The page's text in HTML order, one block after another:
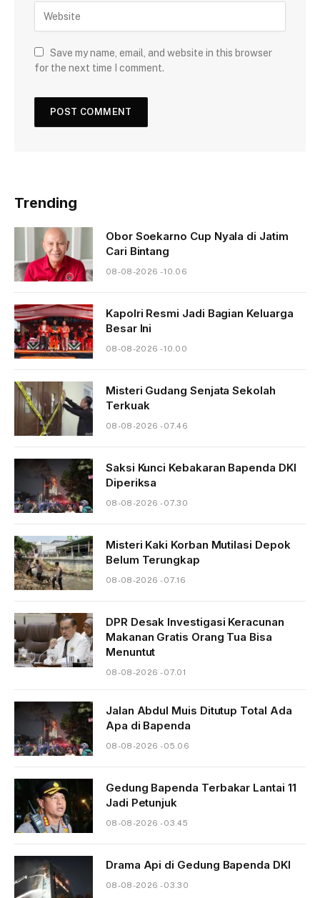
Save my name, email, and website in this browser
for the next time I comment.
Trending
Obor Soekarno Cup Nyala di Jatim
Cari Bintang
08-08-2026 - 10.06
Kapolri Resmi Jadi Bagian Keluarga
Besar Ini
08-08-2026 - 10.00
Misteri Gudang Senjata Sekolah
Terkuak
08-08-2026 - 07.46
Saksi Kunci Kebakaran Bapenda DKI
Diperiksa
08-08-2026 - 07.30
Misteri Kaki Korban Mutilasi Depok
Belum Terungkap
08-08-2026 - 07.16
DPR Desak Investigasi Keracunan
Makanan Gratis Orang Tua Bisa
Menuntut
08-08-2026 - 07.01
Jalan Abdul Muis Ditutup Total Ada
Apa di Bapenda
08-08-2026 - 05.06
Gedung Bapenda Terbakar Lantai 11
Jadi Petunjuk
08-08-2026 - 03.45
Drama Api di Gedung Bapenda DKI
08-08-2026 - 03.30